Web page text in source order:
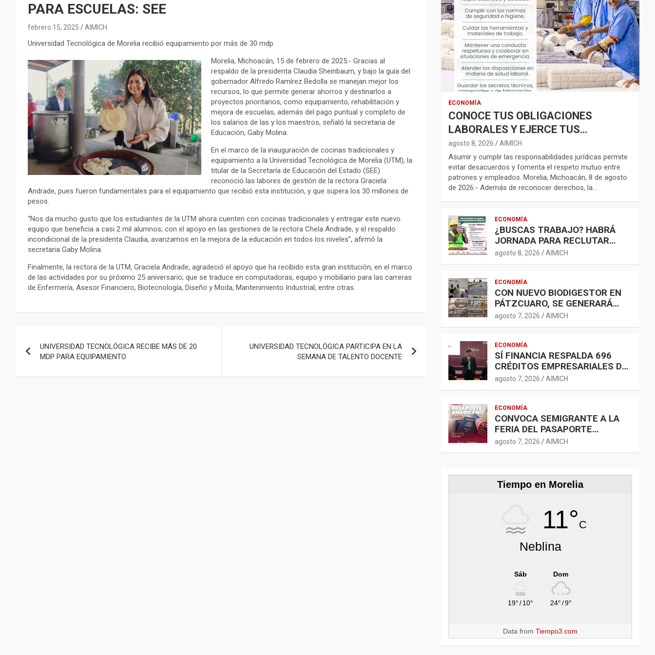
PARA ESCUELAS: SEE
febrero 15, 2025 AIMICH
Universidad Tecnológica de Morelia recibió equipamiento por más de 30 mdp
Morelia, Michoacán, 15 de febrero de 2025.- Gracias al
respaldo de la presidenta Claudia Sheinbaum, y bajo la guía del
gobernador Alfredo Ramírez Bedolla se manejan mejor los
recursos, lo que permite generar ahorros y destinarlos a
proyectos prioritarios, como equipamiento, rehabilitación y
mejora de escuelas, además del pago puntual y completo de
los salarios de las y los maestros, señaló la secretaria de
Educación, Gaby Molina.
En el marco de la inauguración de cocinas tradicionales y
equipamiento a la Universidad Tecnológica de Morelia (UTM), la
titular de la Secretaría de Educación del Estado (SEE)
reconoció las labores de gestión de la rectora Graciela
Andrade, pues fueron fundamentales para el equipamiento que recibió esta institución, y que supera los 30 millones de
pesos.
“Nos da mucho gusto que los estudiantes de la UTM ahora cuenten con cocinas tradicionales y entregar este nuevo
equipo que beneficia a casi 2 mil alumnos; con el apoyo en las gestiones de la rectora Chela Andrade, y el respaldo
incondicional de la presidenta Claudia, avanzamos en la mejora de la educación en todos los niveles”, afirmó la
secretaria Gaby Molina.
Finalmente, la rectora de la UTM, Graciela Andrade, agradeció el apoyo que ha recibido esta gran institución, en el marco
de las actividades por su próximo 25 aniversario; que se traduce en computadoras, equipo y mobiliario para las carreras
de Enfermería, Asesor Financiero, Biotecnología, Diseño y Moda, Mantenimiento Industrial, entre otras.
de
entradas
UNIVERSIDAD TECNOLÓGICA RECIBE MÁS DE 20
MDP PARA EQUIPAMIENTO
UNIVERSIDAD TECNOLÓGICA PARTICIPA EN LA
SEMANA DE TALENTO DOCENTE
ECONOMÍA
CONOCE TUS OBLIGACIONES
LABORALES Y EJERCE TUS
DERECHOS CON RESPONSABILIDAD
agosto 8, 2026 AIMICH
Asumir y cumplir las responsabilidades jurídicas permite
evitar desacuerdos y fomenta el respeto mutuo entre
patrones y empleados. Morelia, Michoacán, 8 de agosto
de 2026.- Además de reconocer derechos, la…
ECONOMÍA
¿BUSCAS TRABAJO? HABRÁ
JORNADA PARA RECLUTAR
PERSONAL PARA LA
CONSTRUCCIÓN EN MORELIA
agosto 8, 2026 AIMICH
ECONOMÍA
CON NUEVO BIODIGESTOR EN
PÁTZCUARO, SE GENERARÁ
ENERGÍA LIMPIA Y
BIOFERTILIZANTES
agosto 7, 2026 AIMICH
ECONOMÍA
SÍ FINANCIA RESPALDA 696
CRÉDITOS EMPRESARIALES DE
500 MIL A 5 MDP
agosto 7, 2026 AIMICH
ECONOMÍA
CONVOCA SEMIGRANTE A LA
FERIA DEL PASAPORTE
ESTADOUNIDENSE 2026
agosto 7, 2026 AIMICH
Tiempo en Morelia
11°C
Neblina
Sáb
19°/ 10°
Dom
24°/9°
Data fromTiempo3.com